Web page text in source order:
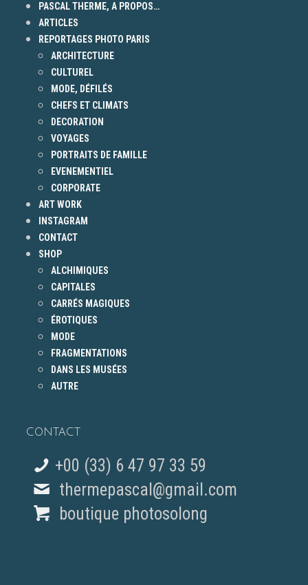
PASCAL THERME, A PROPOS…
ARTICLES
REPORTAGES PHOTO PARIS
ARCHITECTURE
CULTUREL
MODE, DÉFILÉS
CHEFS ET CLIMATS
DECORATION
VOYAGES
PORTRAITS DE FAMILLE
EVENEMENTIEL
CORPORATE
ART WORK
INSTAGRAM
CONTACT
SHOP
ALCHIMIQUES
CAPITALES
CARRÉS MAGIQUES
ÉROTIQUES
MODE
FRAGMENTATIONS
DANS LES MUSÉES
AUTRE
CONTACT
+00 (33) 6 47 97 33 59
thermepascal@gmail.com
boutique photosolong